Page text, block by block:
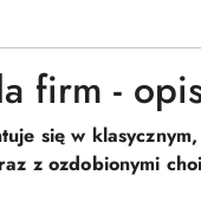
firm -
się w
z ozdobionymi